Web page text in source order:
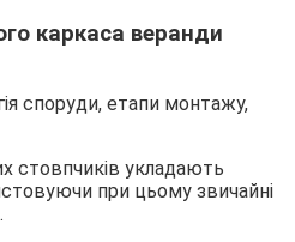
каркаса веранди
стовпчиків укладають
при цьому звичайні